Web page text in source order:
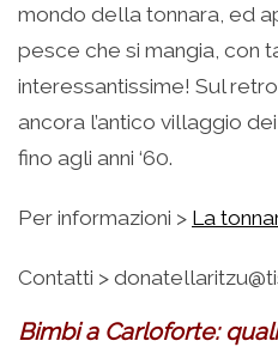
mondo della tonnara, ed
pesce che si mangia, con
interessantissime! Sul
ancora l’antico villaggio
fino agli anni ‘60.
Per informazioni > La
Contatti >
Bimbi a Carloforte: